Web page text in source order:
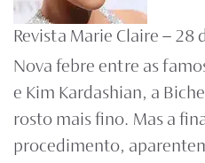
Revista Marie Claire – 28
Nova febre entre as
e Kim Kardashian, a
rosto mais fino. Mas a
procedimento,